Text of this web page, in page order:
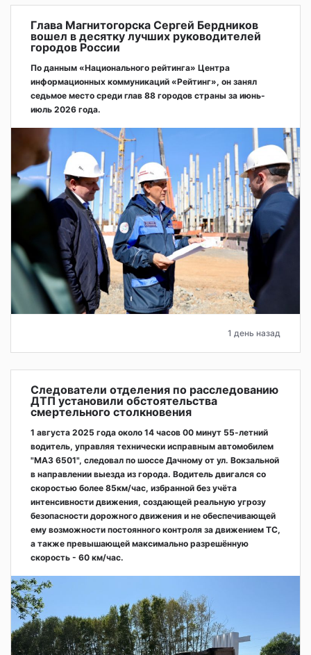
Глава Магнитогорска Сергей Бердников
вошел в десятку лучших руководителей
городов России
По данным «Национального рейтинга» Центра
информационных коммуникаций «Рейтинг», он занял
седьмое место среди глав 88 городов страны за июнь-
июль 2026 года.
1 день назад
Следователи отделения по расследованию
ДТП установили обстоятельства
смертельного столкновения
1 августа 2025 года около 14 часов 00 минут 55-летний
водитель, управляя технически исправным автомобилем
"МАЗ 6501", следовал по шоссе Дачному от ул. Вокзальной
в направлении выезда из города. Водитель двигался со
скоростью более 85км/час, избранной без учёта
интенсивности движения, создающей реальную угрозу
безопасности дорожного движения и не обеспечивающей
ему возможности постоянного контроля за движением ТС,
а также превышающей максимально разрешённую
скорость - 60 км/час.